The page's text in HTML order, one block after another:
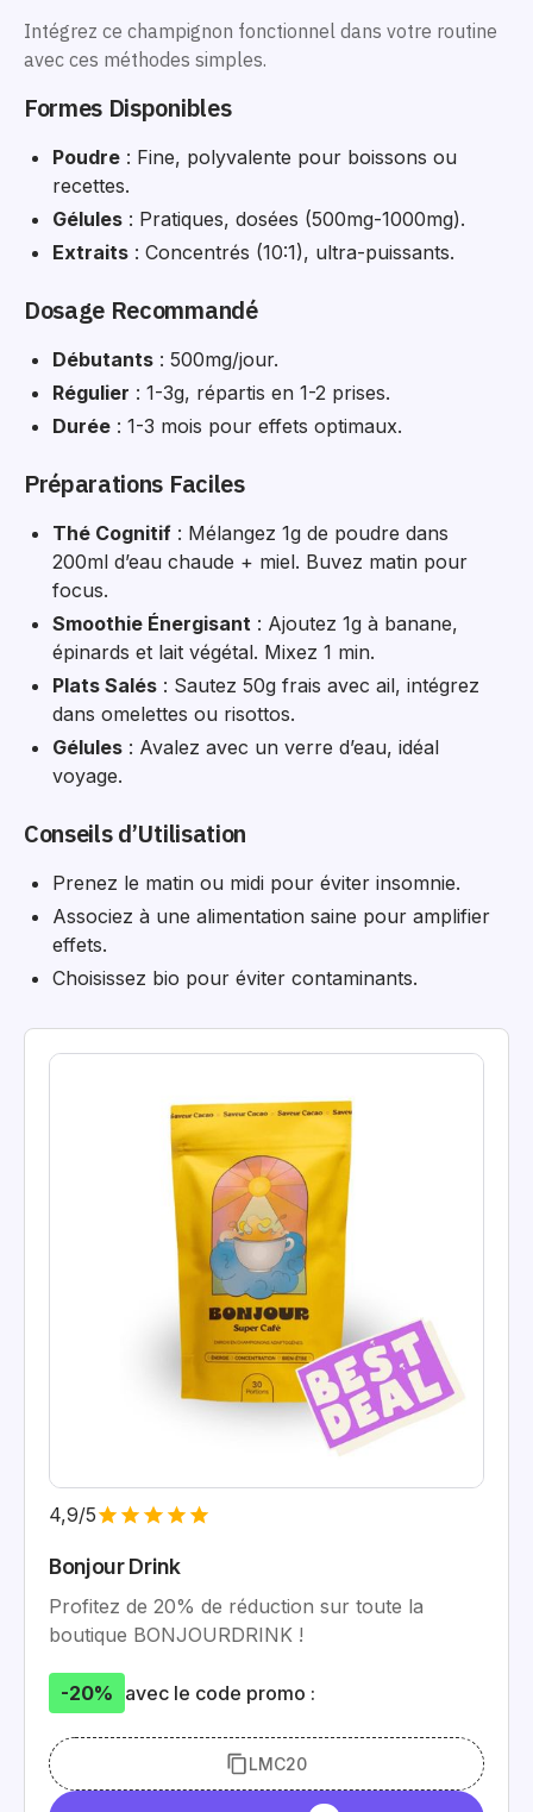
Intégrez ce champignon fonctionnel dans votre routine
avec ces méthodes simples.
Formes Disponibles
Poudre : Fine, polyvalente pour boissons ou
recettes.
Gélules : Pratiques, dosées (500mg-1000mg).
Extraits : Concentrés (10:1), ultra-puissants.
Dosage Recommandé
Débutants : 500mg/jour.
Régulier : 1-3g, répartis en 1-2 prises.
Durée : 1-3 mois pour effets optimaux.
Préparations Faciles
Thé Cognitif : Mélangez 1g de poudre dans
200ml d’eau chaude + miel. Buvez matin pour
focus.
Smoothie Énergisant : Ajoutez 1g à banane,
épinards et lait végétal. Mixez 1 min.
Plats Salés : Sautez 50g frais avec ail, intégrez
dans omelettes ou risottos.
Gélules : Avalez avec un verre d’eau, idéal
voyage.
Conseils d’Utilisation
Prenez le matin ou midi pour éviter insomnie.
Associez à une alimentation saine pour amplifier
effets.
Choisissez bio pour éviter contaminants.
4,9/5
Bonjour Drink
Profitez de 20% de réduction sur toute la
boutique BONJOURDRINK !
-20% avec le code promo :
LMC20